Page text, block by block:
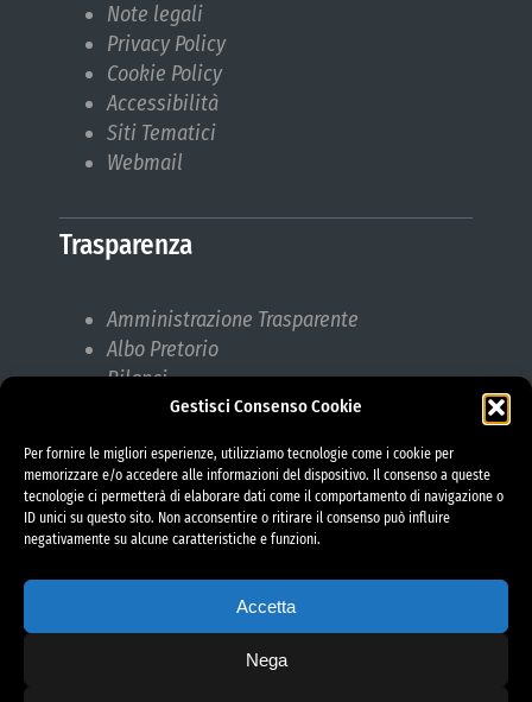
Gestisci Consenso Cookie
Per fornire le migliori esperienze, utilizziamo tecnologie come i cookie per
memorizzare e/o accedere alle informazioni del dispositivo. Il consenso a queste
tecnologie ci permetterà di elaborare dati come il comportamento di navigazione o
ID unici su questo sito. Non acconsentire o ritirare il consenso può influire
negativamente su alcune caratteristiche e funzioni.
Accetta
Nega
Note legali
Privacy Policy
Cookie Policy
Accessibilità
Siti Tematici
Webmail
Trasparenza
Amministrazione Trasparente
Albo Pretorio
Bilanci
Bandi di gara
Responsabile protezione dati (RPD)